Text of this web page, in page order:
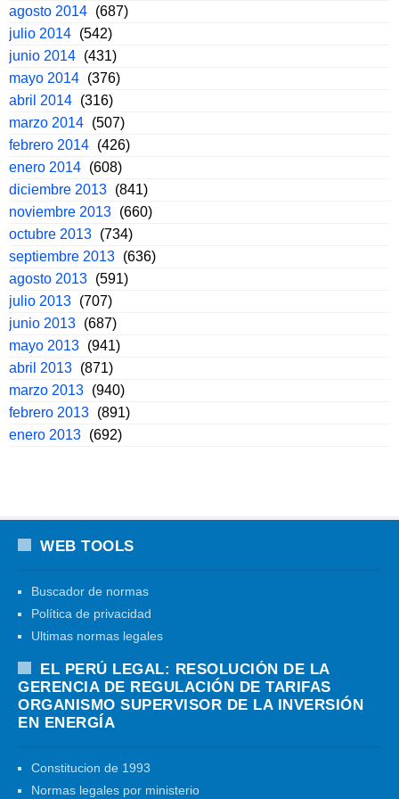
agosto 2014 (687)
julio 2014 (542)
junio 2014 (431)
mayo 2014 (376)
abril 2014 (316)
marzo 2014 (507)
febrero 2014 (426)
enero 2014 (608)
diciembre 2013 (841)
noviembre 2013 (660)
octubre 2013 (734)
septiembre 2013 (636)
agosto 2013 (591)
julio 2013 (707)
junio 2013 (687)
mayo 2013 (941)
abril 2013 (871)
marzo 2013 (940)
febrero 2013 (891)
enero 2013 (692)
WEB TOOLS
Buscador de normas
Política de privacidad
Ultimas normas legales
EL PERÚ LEGAL: RESOLUCIÓN DE LA
GERENCIA DE REGULACIÓN DE TARIFAS
ORGANISMO SUPERVISOR DE LA INVERSIÓN
EN ENERGÍA
Constitucion de 1993
Normas legales por ministerio